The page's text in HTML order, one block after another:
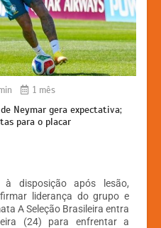
1 mês
Neymar gera expectativa;
para o placar
disposição após lesão,
liderança do grupo e
A Seleção Brasileira entra
(24) para enfrentar a